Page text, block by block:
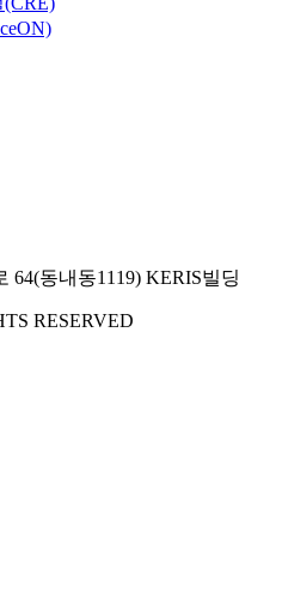
64(동내동1119) KERIS빌딩
RESERVED